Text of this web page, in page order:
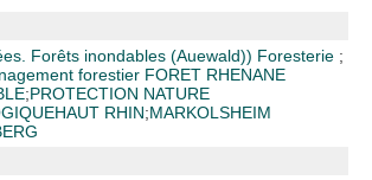
Forêts inondables (Auewald)) Foresterie ;
forestier FORET RHENANE
;PROTECTION NATURE
HAUT RHIN;MARKOLSHEIM